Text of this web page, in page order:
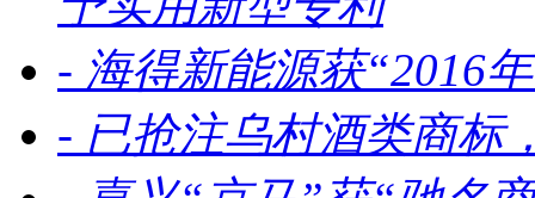
- 海得新能源获“2016
- 已抢注乌村酒类商标